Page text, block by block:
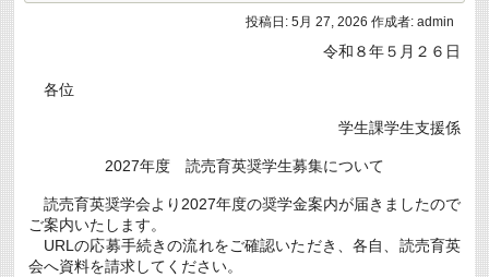
媛
の
集
つ
い
投稿日: 5月 27, 2026 作成者: admin
令和８年５月２６日
各位
学生課学生支援係
2027年度 読売育英奨学生募集について
読売育英奨学会より2027年度の奨学金案内が届きましたので
ご案内いたします。
URLの応募手続きの流れをご確認いただき、各自、読売育英
会へ資料を請求してください。